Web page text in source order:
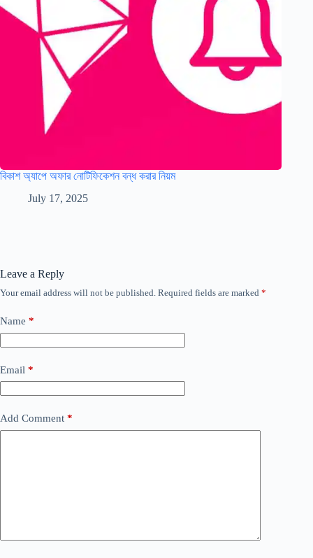
বিকাশ অ্যাপে অফার নোটিফিকেশন বন্ধ করার নিয়ম
July 17, 2025
Leave a Reply
Your email address will not be published. Required fields are marked *
Name *
Email *
Add Comment *